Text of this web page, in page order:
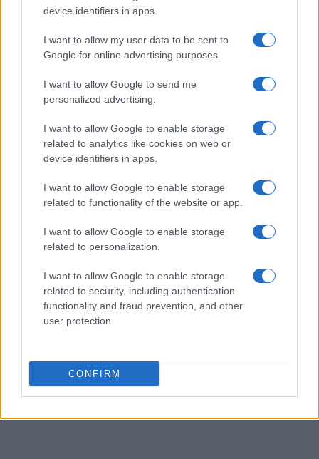
device identifiers in apps.
I want to allow my user data to be sent to
Google for online advertising purposes.
I want to allow Google to send me
personalized advertising.
I want to allow Google to enable storage
related to analytics like cookies on web or
device identifiers in apps.
I want to allow Google to enable storage
related to functionality of the website or app.
I want to allow Google to enable storage
related to personalization.
I want to allow Google to enable storage
related to security, including authentication
functionality and fraud prevention, and other
user protection.
CONFIRM
La lecture de l’article restant, soit 22.11%, est réservée
AUTEUR